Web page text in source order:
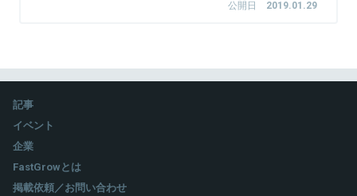
公開日 2019.01.29
記事
イベント
企業
FastGrowとは
掲載依頼／お問い合わせ